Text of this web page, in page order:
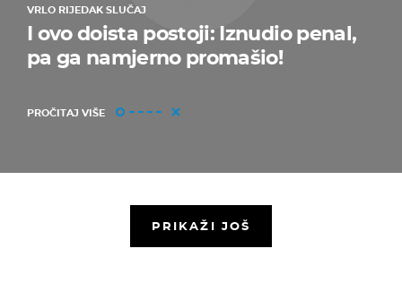
VRLO RIJEDAK SLUČAJ
I ovo doista postoji: Iznudio penal,
pa ga namjerno promašio!
PROČITAJ VIŠE
PRIKAŽI JOŠ